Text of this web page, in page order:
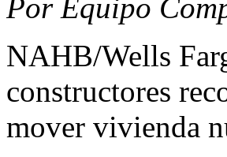
Por Equipo
NAHB/Wells
constructores
mover vivienda